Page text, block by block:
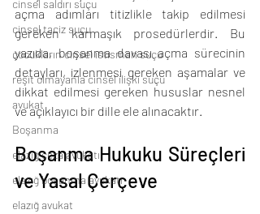
cinsel saldırı suçu
cinsel taciz suçu
çocukların cinsel istismarı suçu
reşit olmayanla cinsel ilişki suçu
avukat
Boşanma
elazığ ceza avukatı
elazığ boşanma avukatı
elazığ avukat
açma adımları titizlikle takip edilmesi
gereken karmaşık prosedürlerdir. Bu
yazıda, boşanma davası açma sürecinin
detayları, izlenmesi gereken aşamalar ve
dikkat edilmesi gereken hususlar nesnel
ve açıklayıcı bir dille ele alınacaktır.
Boşanma Hukuku Süreçleri
ve Yasal Çerçeve